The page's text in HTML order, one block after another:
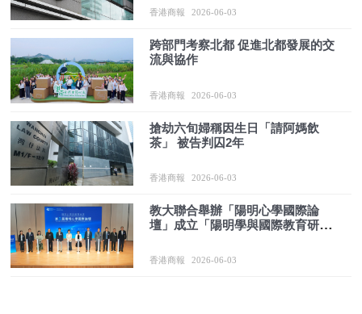
香港商報 2026-06-03
跨部門考察北都 促進北都發展的交
流與協作
香港商報 2026-06-03
搶劫六旬婦稱因生日「請阿媽飲
茶」 被告判囚2年
香港商報 2026-06-03
教大聯合舉辦「陽明心學國際論
壇」成立「陽明學與國際教育研究
香港商報 2026-06-03